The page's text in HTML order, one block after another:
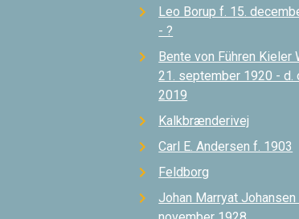
Leo Borup f. 15.
- ?
Bente von Führen Kieler
21. september 1920 - d.
2019
Kalkbrænderivej
Carl E. Andersen f. 1903
Feldborg
Johan Marryat Johansen